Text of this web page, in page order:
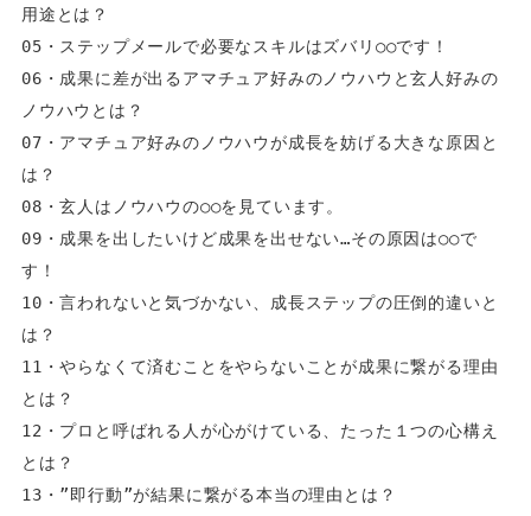
用途とは？
05・ステップメールで必要なスキルはズバリ○○です！
06・成果に差が出るアマチュア好みのノウハウと玄人好みの
ノウハウとは？
07・アマチュア好みのノウハウが成長を妨げる大きな原因と
は？
08・玄人はノウハウの○○を見ています。
09・成果を出したいけど成果を出せない…その原因は○○で
す！
10・言われないと気づかない、成長ステップの圧倒的違いと
は？
11・やらなくて済むことをやらないことが成果に繋がる理由
とは？
12・プロと呼ばれる人が心がけている、たった１つの心構え
とは？
13・”即行動”が結果に繋がる本当の理由とは？